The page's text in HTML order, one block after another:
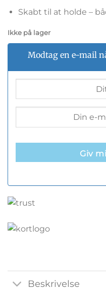
Skabt til at holde –
Ikke på lager
Modtag en e-mail
Giv
Beskrivelse